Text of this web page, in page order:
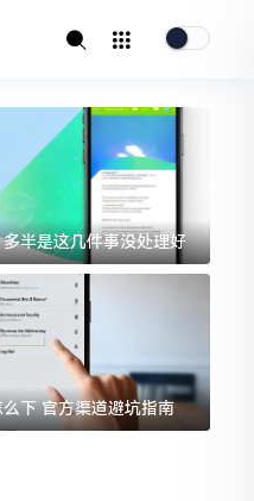
半是这几件事没处理好
下 官方渠道避坑指南